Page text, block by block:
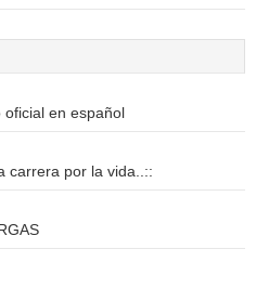
en español
carrera por la vida..::